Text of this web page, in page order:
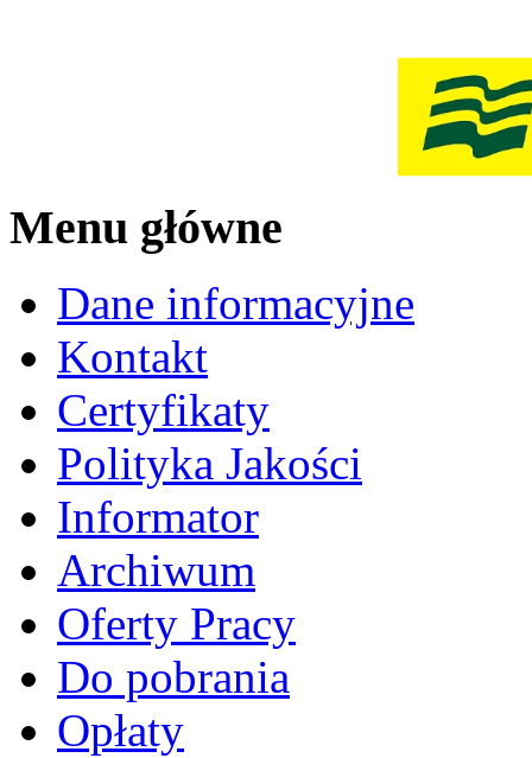
Menu główne
Dane informacyjne
Kontakt
Certyfikaty
Polityka Jakości
Informator
Archiwum
Oferty Pracy
Do pobrania
Opłaty